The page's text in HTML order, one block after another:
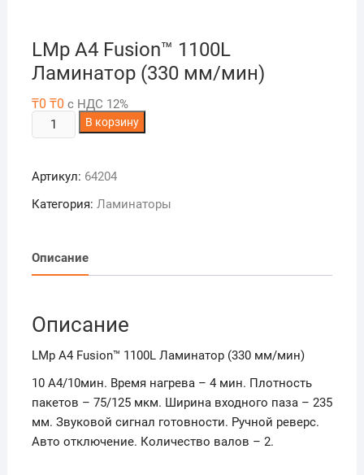
LMp A4 Fusion™ 1100L
Ламинатор (330 мм/мин)
₸0 ₸0 с НДС 12%
Количество
товара
A4
Fusion™
(330
мм/
В корзину
Артикул: 64204
Категория: Ламинаторы
Описание
Описание
LMp A4 Fusion™ 1100L Ламинатор (330 мм/мин)
10 A4/10мин. Время нагрева – 4 мин. Плотность
пакетов – 75/125 мкм. Ширина входного паза – 235
мм. Звуковой сигнал готовности. Ручной реверс.
Авто отключение. Количество валов – 2.